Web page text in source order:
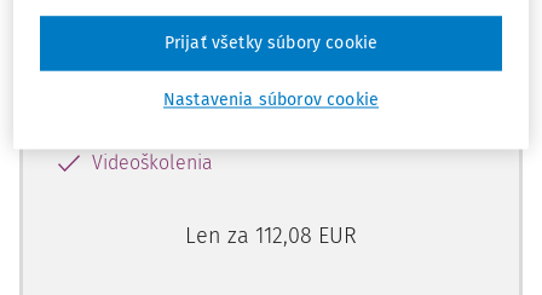
Vďaka tomu získate aj:
Všetky praktické nástroje: vzory, smart
Videoškolenia
Len za 112,08 EUR
Nastavenia súborov cookie
Prijať všetky súbory cookie